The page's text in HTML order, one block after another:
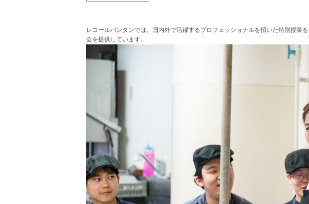
レコールバンタンでは、国内外で活躍するプロフェッショナルを招いた特別授業
会を提供しています。